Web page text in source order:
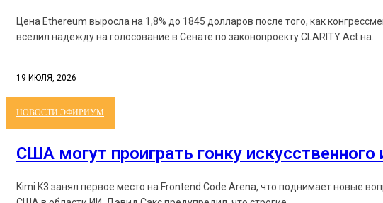
Цена Ethereum выросла на 1,8% до 1845 долларов после того, как
вселил надежду на голосование в Сенате по законопроекту CLARITY Act на...
19 ИЮЛЯ, 2026
НОВОСТИ ЭФИРИУМ
США могут проиграть гонку искусственного
Kimi K3 занял первое место на Frontend Code Arena, что поднимает новые